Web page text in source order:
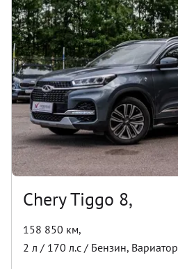
Chery Tiggo 8,
158 850 км,
2 л / 170 л.с / Бензин, Вариатор